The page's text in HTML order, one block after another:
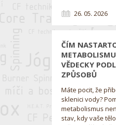
26. 05. 2026
ČÍM
VĚDECKY
ZPŮSOBŮ
Máte pocit, že
sklenici vody?
metabolismus
stav, kdy vaše